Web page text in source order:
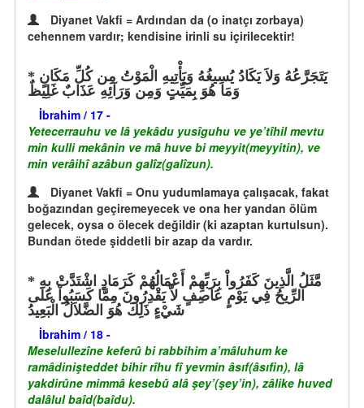
Diyanet Vakfi = Ardından da (o inatçı zorbaya)
cehennem vardır; kendisine irinli su içirilecektir!
وَمَا هُوَ بِمَيِّتٍ وَمِن وَرَآئِهِ عَذَابٌ غَلِيظٌ
İbrahim / 17 -
Yetecerrauhu ve lâ yekâdu yusîguhu ve ye’tîhil mevtu
min kulli mekânin ve mâ huve bi meyyit(meyyitin), ve
min verâihî azâbun galîz(galîzun).
Diyanet Vakfi = Onu yudumlamaya çalışacak, fakat
boğazından geçiremeyecek ve ona her yandan ölüm
gelecek, oysa o ölecek değildir (ki azaptan kurtulsun).
Bundan ötede şiddetli bir azap da vardır.
الرِّيحُ فِي يَوْمٍ عَاصِفٍ لاَّ يَقْدِرُونَ مِمَّا كَسَبُواْ عَلَى
شَيْءٍ ذَلِكَ هُوَ الضَّلاَلُ الْبَعِيدُ
İbrahim / 18 -
Meselullezîne keferû bi rabbihim a’mâluhum ke
ramâdinişteddet bihir rîhu fî yevmin âsıf(âsıfin), lâ
yakdirûne mimmâ kesebû alâ şey’(şey’in), zâlike huved
dalâlul baîd(baîdu).